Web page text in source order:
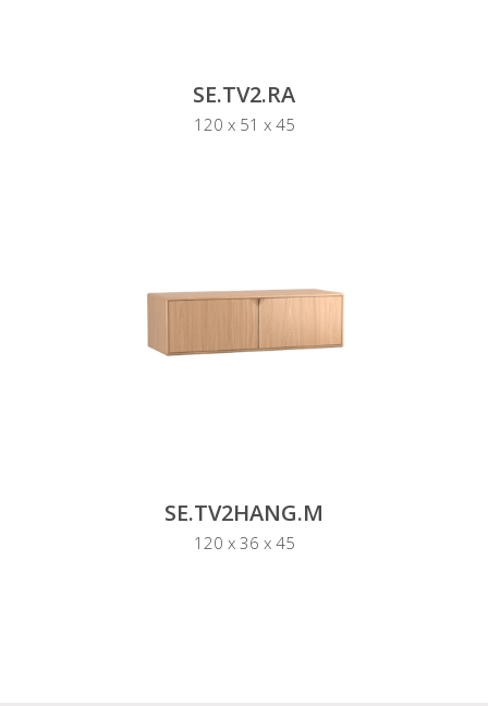
SE.TV2.RA
120 x 51 x 45
SE.TV2HANG.M
120 x 36 x 45